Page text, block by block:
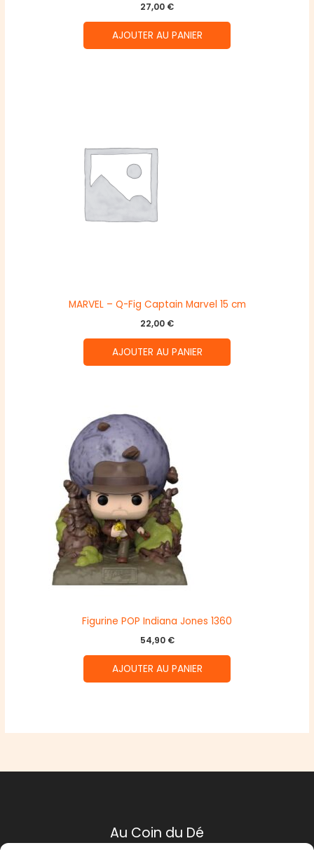
27,00 €
AJOUTER AU PANIER
MARVEL – Q-Fig Captain Marvel 15 cm
22,00 €
AJOUTER AU PANIER
Figurine POP Indiana Jones 1360
54,90 €
AJOUTER AU PANIER
Au Coin du Dé